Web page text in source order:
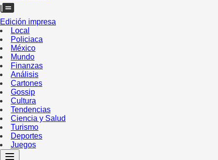
Edición impresa
Local
Policiaca
México
Mundo
Finanzas
Análisis
Cartones
Gossip
Cultura
Tendencias
Ciencia y Salud
Turismo
Deportes
Juegos